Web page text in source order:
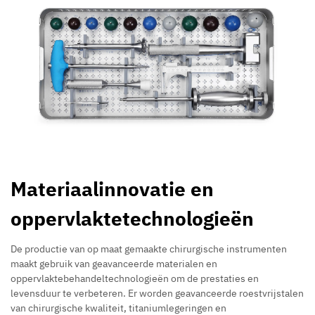
Materiaalinnovatie en
oppervlaktetechnologieën
De productie van op maat gemaakte chirurgische instrumenten
maakt gebruik van geavanceerde materialen en
oppervlaktebehandeltechnologieën om de prestaties en
levensduur te verbeteren. Er worden geavanceerde roestvrijstalen
van chirurgische kwaliteit, titaniumlegeringen en